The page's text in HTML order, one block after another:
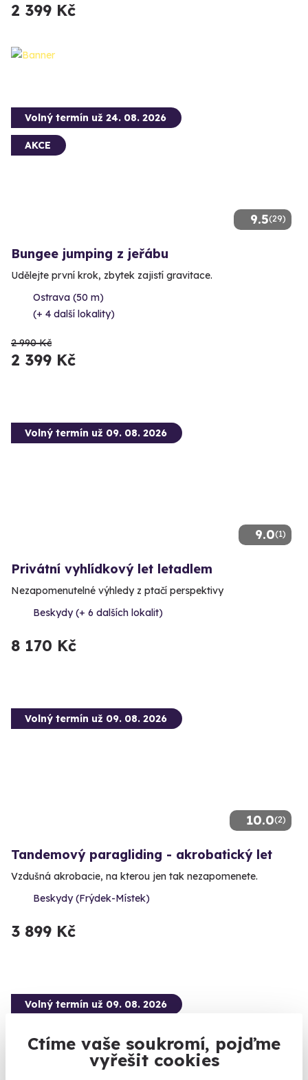
Ctíme vaše soukromí, pojďme
vyřešit cookies
2 399 Kč
9.5(29)
Volný termín už 24. 08. 2026
AKCE
Bungee jumping z jeřábu
Udělejte první krok, zbytek zajistí gravitace.
Ostrava (50 m)
(+ 4 další lokality)
2 990 Kč
2 399 Kč
9.0(1)
Volný termín už 09. 08. 2026
Privátní vyhlídkový let letadlem
Nezapomenutelné výhledy z ptačí perspektivy
Beskydy (+ 6 dalších lokalit)
8 170 Kč
10.0(2)
Volný termín už 09. 08. 2026
Tandemový paragliding - akrobatický let
Vzdušná akrobacie, na kterou jen tak nezapomenete.
Beskydy (Frýdek-Místek)
3 899 Kč
Volný termín už 09. 08. 2026